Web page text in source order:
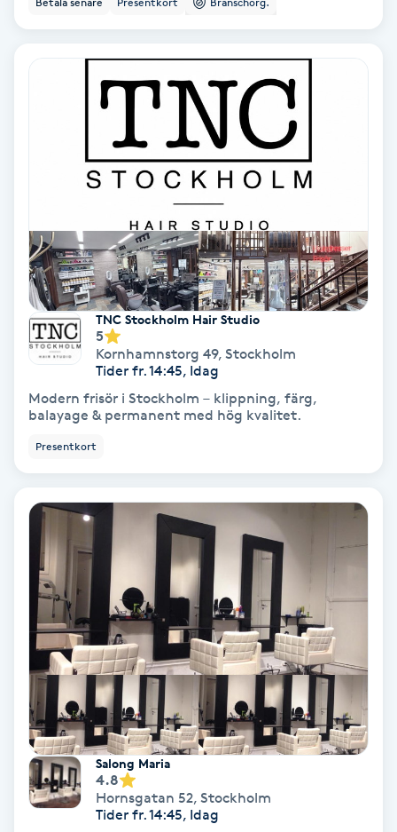
Bambumassage
Barber
Barnklippning
BIAB
Brynfärgning
Brynplockning
Bröllopsuppsättning
Celluliter
Coachning
Color correction
TNC Stockholm Hair Studio
5
Kornhamnstorg 49, Stockholm
Tider fr. 14:45, Idag
Modern frisör i Stockholm – klippning, färg,
balayage & permanent med hög kvalitet.
Presentkort
Salong Maria
4.8
Hornsgatan 52, Stockholm
Tider fr. 14:45, Idag